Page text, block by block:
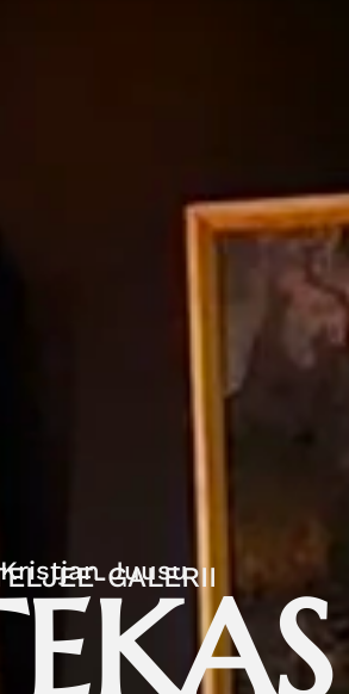
Kristjan Juusu
GALERII